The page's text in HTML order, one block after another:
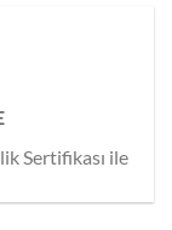
Sertifikası ile